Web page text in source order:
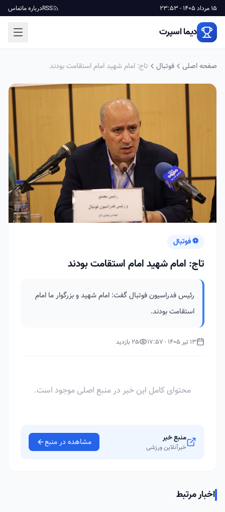
15 مرداد 1405 - 23:53 RSSدرباره ماتماس
دیما اسپرت
صفحه اصلی فوتبال تاج: امام شهید امام استقامت بودند
⚽ فوتبال
تاج: امام شهید امام استقامت بودند
رئیس فدراسیون فوتبال گفت: امام شهید و بزرگوار ما امام
استقامت بودند.
13 تیر 1405 - 17:57 25 بازدید
محتوای کامل این خبر در منبع اصلی موجود است.
منبع خبر
خبرآنلاین ورزشی مشاهده در منبع
اخبار مرتبط